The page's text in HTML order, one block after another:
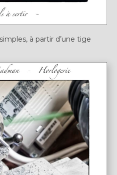
à partir d’une tige